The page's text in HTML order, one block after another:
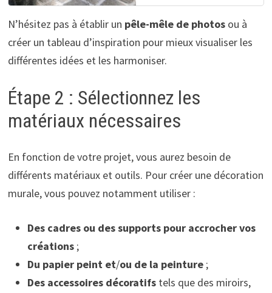
N’hésitez pas à établir un pêle-mêle de photosou à
créer un tableau d’inspiration pour mieux visualiser les
différentes idées et les harmoniser.
Étape 2 : Sélectionnez les
matériaux nécessaires
En fonction de votre projet, vous aurez besoin de
différents matériaux et outils. Pour créer une décoration
murale, vous pouvez notamment utiliser :
Des cadres ou des supports pour accrocher vos
créations;
Du papier peint et/ou de la peinture;
Des accessoires décoratifstels que des miroirs,